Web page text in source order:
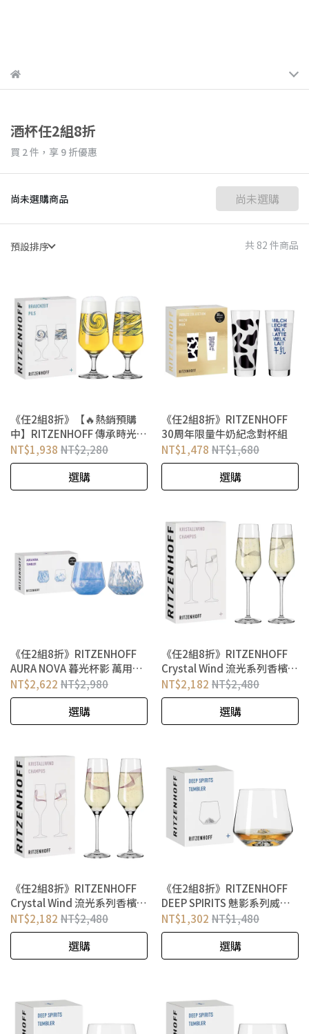
酒杯任2組8折
買 2 件， 享 9 折優惠
尚未選購商品 尚未選購
預設排序 共 82 件商品
《任2組8折》【🔥熱銷預購
中】RITZENHOFF 傳承時光系
列皮爾森啤酒對杯組 生命之水
NT$1,938 NT$2,280
選購
《任2組8折》RITZENHOFF
30周年限量牛奶紀念對杯組
NT$1,478 NT$1,680
選購
《任2組8折》RITZENHOFF
AURA NOVA 暮光杯影 萬用手
工水晶玻璃對杯組
NT$2,622 NT$2,980
選購
《任2組8折》RITZENHOFF
Crystal Wind 流光系列香檳氣
泡酒對杯 春之樂章
NT$2,182 NT$2,480
選購
《任2組8折》RITZENHOFF
Crystal Wind 流光系列香檳氣
泡酒對杯 春影流動
NT$2,182 NT$2,480
選購
《任2組8折》RITZENHOFF
DEEP SPIRITS 魅影系列威士
忌酒杯 冰峰耀眼
NT$1,302 NT$1,480
選購